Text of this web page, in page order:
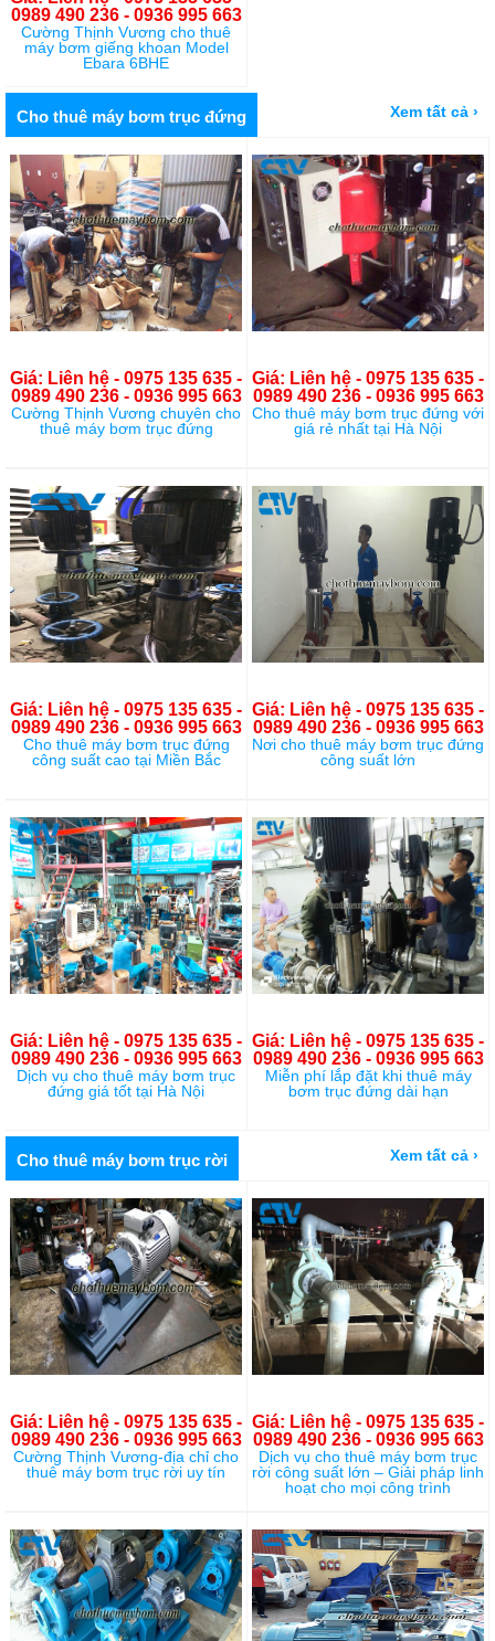
0989 490 236 - 0936 995 663
Cường Thịnh Vương cho thuê
máy bơm giếng khoan Model
Ebara 6BHE
Cho thuê máy bơm trục đứng Xem tất cả ›
Giá: Liên hệ - 0975 135 635 -
0989 490 236 - 0936 995 663
Cường Thịnh Vương chuyên cho
thuê máy bơm trục đứng
Giá: Liên hệ - 0975 135 635 -
0989 490 236 - 0936 995 663
Cho thuê máy bơm trục đứng với
giá rẻ nhất tại Hà Nội
Giá: Liên hệ - 0975 135 635 -
0989 490 236 - 0936 995 663
Cho thuê máy bơm trục đứng
công suất cao tại Miền Bắc
Giá: Liên hệ - 0975 135 635 -
0989 490 236 - 0936 995 663
Nơi cho thuê máy bơm trục đứng
công suất lớn
Giá: Liên hệ - 0975 135 635 -
0989 490 236 - 0936 995 663
Dịch vụ cho thuê máy bơm trục
đứng giá tốt tại Hà Nội
Giá: Liên hệ - 0975 135 635 -
0989 490 236 - 0936 995 663
Miễn phí lắp đặt khi thuê máy
bơm trục đứng dài hạn
Cho thuê máy bơm trục rời Xem tất cả ›
Giá: Liên hệ - 0975 135 635 -
0989 490 236 - 0936 995 663
Cường Thịnh Vương-địa chỉ cho
thuê máy bơm trục rời uy tín
Giá: Liên hệ - 0975 135 635 -
0989 490 236 - 0936 995 663
Dịch vụ cho thuê máy bơm trục
rời công suất lớn – Giải pháp linh
hoạt cho mọi công trình